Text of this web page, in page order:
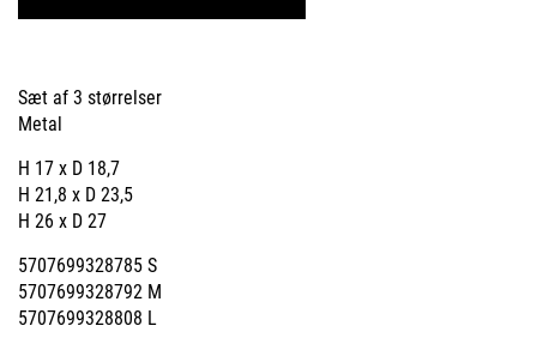
Sæt af 3 størrelser
Metal
H 17 x D 18,7
H 21,8 x D 23,5
H 26 x D 27
5707699328785 S
5707699328792 M
5707699328808 L